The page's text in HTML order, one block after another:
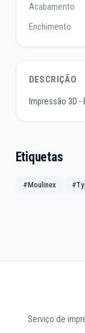
Acabamento
Enchimento
DESCRIÇÃO
Impressão 3D
Etiquetas
#Moulinex
Serviço de